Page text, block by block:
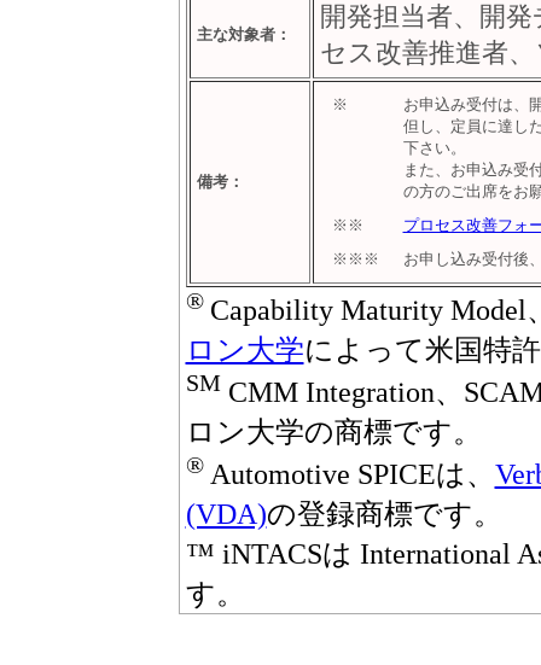
主な対象者：
開発担当者、開
セス改善推進者
備考：
※
お申込み受付は、
但し、定員に達し
下さい。
また、お申込み受
の方のご出席をお
※※
プロセス改善フォ
※※※
お申し込み受付後
® Capability Maturity
ロン大学によって米国特
SMCMM Integration、
ロン大学の商標です。
® Automotive SPICEは、
(VDA)の登録商標です。
™ iNTACSは International
す。